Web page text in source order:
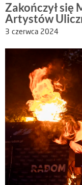
Zakończył się
Artystów
3 czerwca 2024